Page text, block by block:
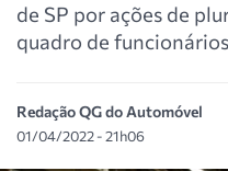
de SP por ações de
quadro de
Redação QG do Automóvel
01/04/2022 - 21h06